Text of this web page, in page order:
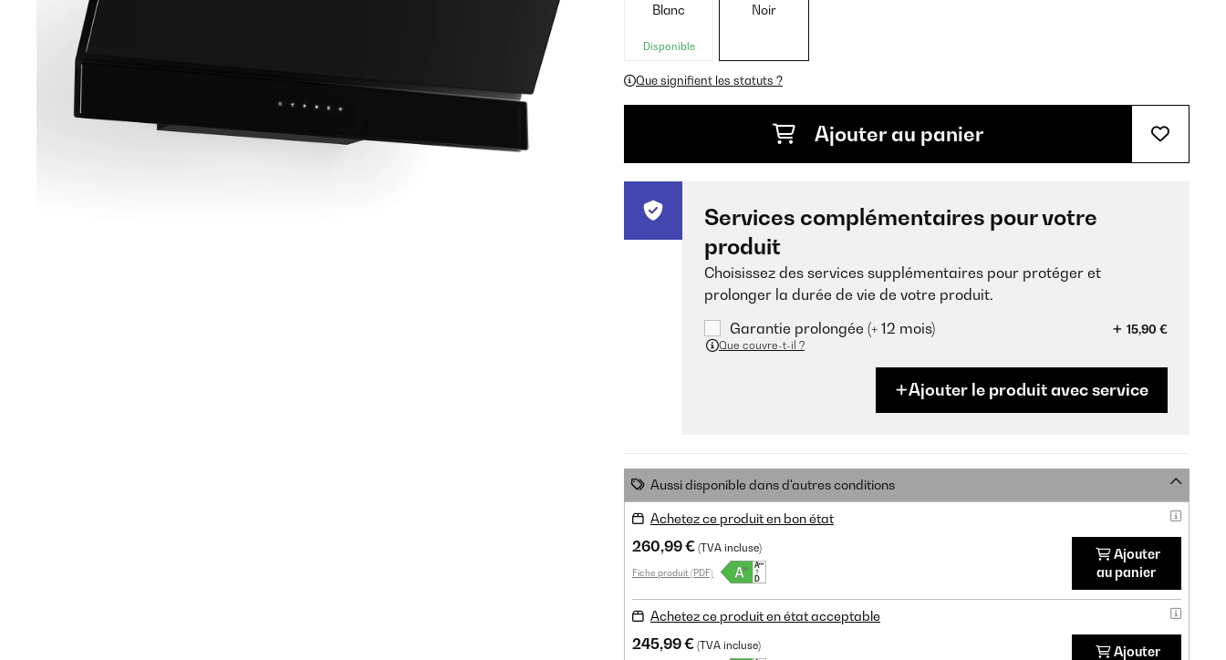
Blanc
Disponible
Noir
Que signifient les statuts ?
Ajouter au panier
Services complémentaires pour votre
produit
Choisissez des services supplémentaires pour protéger et
prolonger la durée de vie de votre produit.
Garantie prolongée (+ 12 mois)
15,90 €
Que couvre-t-il ?
Ajouter le produit avec service
Aussi disponible dans d'autres conditions
Achetez ce produit en bon état
260,99 € (TVA incluse)
Fiche produit (PDF)
Ajouter
au panier
Achetez ce produit en état acceptable
245,99 € (TVA incluse)
Ajouter